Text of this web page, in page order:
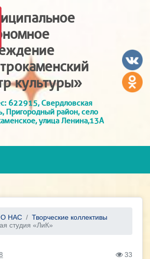
культуры»
622915, Свердловская
Пригородный район, село
улица Ленина,13А
О НАС
Творческие коллективы
студия «ЛиК»
33